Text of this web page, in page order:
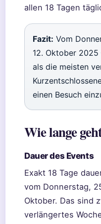
allen 18 Tagen
Fazit: Vom
12. Oktober 2025
als die meisten
einen Besuch
Wie lange
Dauer des Events
Exakt 18 Tage
vom Donnerstag,
Oktober. Das sind
verlängertes